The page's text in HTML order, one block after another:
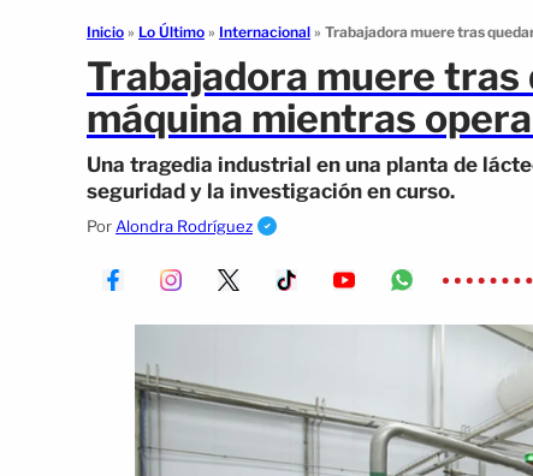
Inicio » Lo Último » Internacional » Trabajadora muere tras
Trabajadora muere tras
máquina mientras
Una tragedia industrial en una planta de
seguridad y la investigación en curso.
Por Alondra Rodríguez